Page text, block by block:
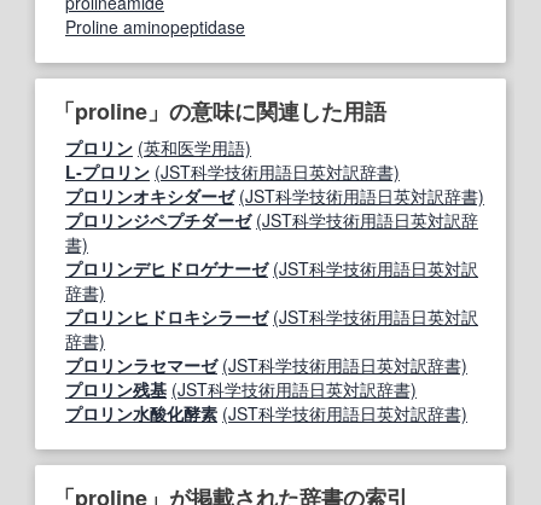
Proline aminopeptidase
「proline」の意味に関連した用語
プロリン (英和医学用語)
L‐プロリン (JST科学技術用語日英対訳辞書)
プロリンオキシダーゼ (JST科学技術用語日英対訳辞書)
プロリンジペプチダーゼ (JST科学技術用語日英対訳辞
書)
プロリンデヒドロゲナーゼ (JST科学技術用語日英対訳
辞書)
プロリンヒドロキシラーゼ (JST科学技術用語日英対訳
辞書)
プロリンラセマーゼ (JST科学技術用語日英対訳辞書)
プロリン残基 (JST科学技術用語日英対訳辞書)
プロリン水酸化酵素 (JST科学技術用語日英対訳辞書)
「proline」が掲載された辞書の索引